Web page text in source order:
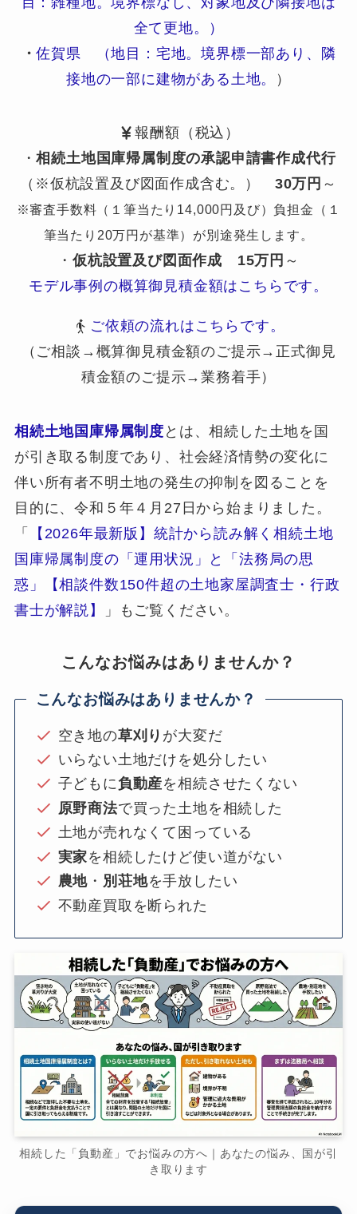
全て更地。）
・佐賀県 （地目：宅地。境界標一部あり、隣
接地の一部に建物がある土地。
）
報酬額（税込）
・相続土地国庫帰属制度の承認申請書作成代行
（※仮杭設置及び図面作成含む。） 30万円 ～
※審査手数料（１筆当たり14,000円及び）負担金（１
筆当たり20万円が基準）が別途発生します。
・ 仮杭設置及び図面作成 15万円 ～
モデル事例の概算御見積金額はこちらです。
ご依頼の流れはこちらです。
（ご相談→概算御見積金額のご提示→正式御見
積金額のご提示→業務着手）
相続土地国庫帰属制度 とは、相続した土地を国
が引き取る制度であり、社会経済情勢の変化に
伴い所有者不明土地の発生の抑制を図ることを
目的に、令和５年４月27日から始まりました。
「
【2026年最新版】統計から読み解く相続土地
国庫帰属制度の「運用状況」と「法務局の思
惑」【相談件数150件超の土地家屋調査士・行政
書士が解説】
」もご覧ください。
こんなお悩みはありませんか？
こんなお悩みはありませんか？
空き地の草刈り が大変だ
いらない土地だけを処分したい
子どもに負動産を相続させたくない
原野商法で買った土地を相続した
土地が売れなくて困っている
実家を相続したけど使い道がない
農地 ・ 別荘地を手放したい
不動産買取を断られた
相続した「負動産」でお悩みの方へ｜あなたの悩み、国が引
き取ります